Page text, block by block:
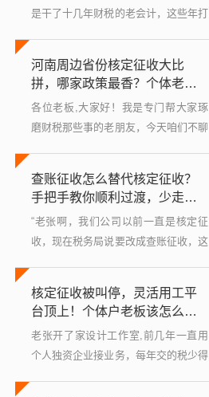
是干了十几年财税的老会计，这些年打
问：“老张，中原那块的核定征收政
策，听说又...
河南周边省份核定征收大比
拼，哪家政策最香？个体老板
必看！
各位老板,大家好！我是专门帮大家琢
磨财税那些事的老朋友，今天咱们不聊
切身相关的话题——核定征收，特别是
咱们河...
查账征收怎么替代核定征收？
手把手教你顺利过渡，少走弯
路！
“老张啊，我们公司以前一直是核定征
收，现在税务局说要改成查账征收，这
碎了讲清楚，保证你听完就能明白怎么
操作，先...
核定征收被叫停，灵活用工平
台顶上！个体户老板该怎么
办？
老张开了家设计工作室,前几年一直用
个人独资企业接业务，每年交的税少得